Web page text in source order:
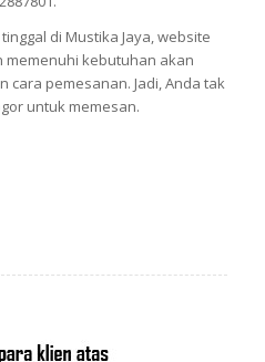
di Mustika Jaya, website
memenuhi kebutuhan akan
pemesanan. Jadi, Anda tak
untuk memesan.